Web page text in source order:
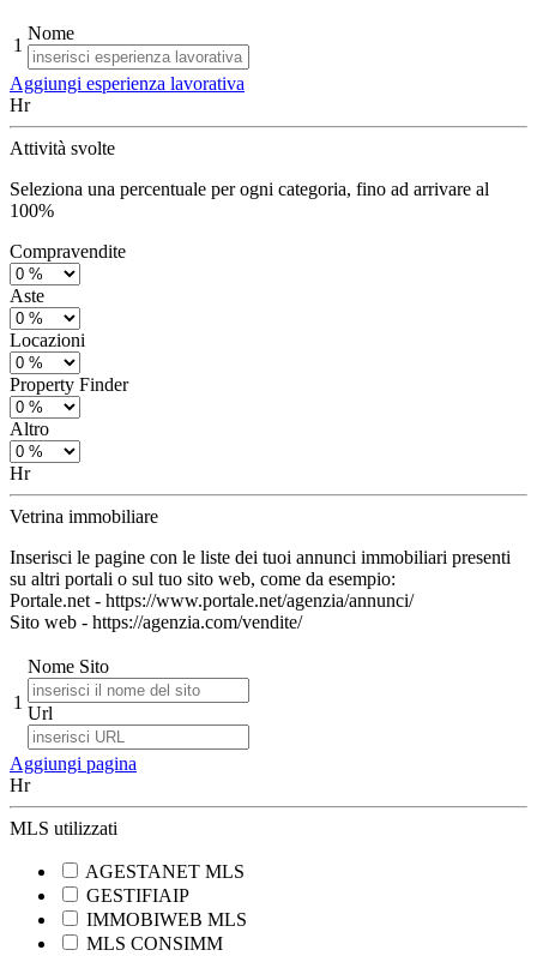
1
Nome
Aggiungi esperienza lavorativa
Hr
Attività svolte
Seleziona una percentuale per ogni categoria, fino ad arrivare al
100%
Compravendite
Aste
Locazioni
Property Finder
Altro
Hr
Vetrina immobiliare
Inserisci le pagine con le liste dei tuoi annunci immobiliari presenti
su altri portali o sul tuo sito web, come da esempio:
Portale.net - https://www.portale.net/agenzia/annunci/
Sito web - https://agenzia.com/vendite/
1
Nome Sito
Url
Aggiungi pagina
Hr
MLS utilizzati
AGESTANET MLS
GESTIFIAIP
IMMOBIWEB MLS
MLS CONSIMM